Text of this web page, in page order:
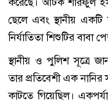
ছেলে এবং স্থানীয় একটি
নির্যাতিতা শিশুটির
স্থানীয় ও পুলিশ সূত্রে
তার প্রতিবেশী এক
কাটতে গিয়েছিল।